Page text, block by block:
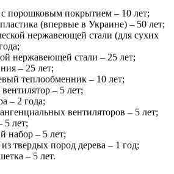
с порошковым покрытием – 10 лет;
(впервые в Украине) – 50 лет;
нержавеющей стали (для сухих
нержавеющей стали – 25 лет;
– 25 лет;
теплообменник – 10 лет;
– 5 лет;
– 2 года;
вентиляторов – 5 лет;
5 лет;
набор – 5 лет;
твердых пород дерева – 1 год;
– 5 лет.